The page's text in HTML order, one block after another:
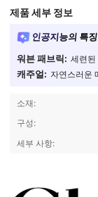
제품 세부 정보
인공지능의 특징
워븐 패브릭: 세련된
캐주얼: 자연스러운
소재:
구성:
세부 사항: